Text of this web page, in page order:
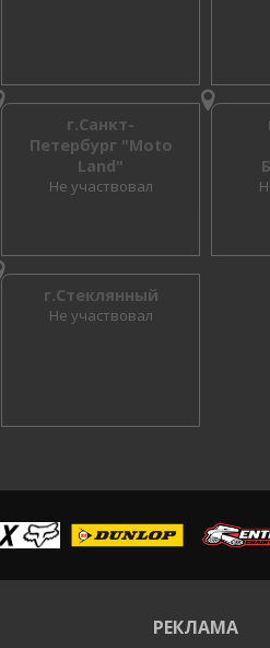
г.Санкт-
Петербург "Moto
Land"
Не участвовал
г.Стеклянный
Не участвовал
РЕКЛАМА